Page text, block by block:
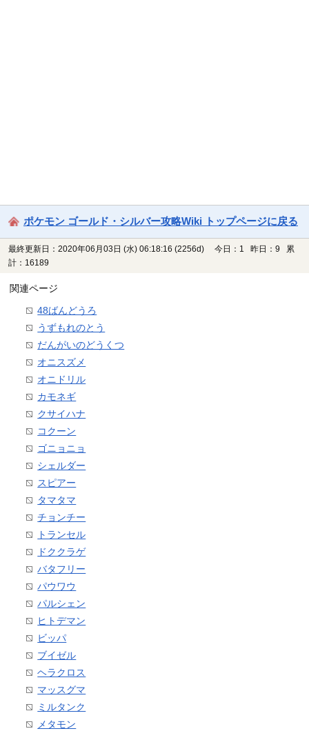
ポケモン ゴールド・シルバー攻略Wiki トップページに戻る
最終更新日：2020年06月03日 (水) 06:18:16 (2256d)
今日：1 昨日：9 累
計：16189
関連ページ
48ばんどうろ
うずもれのとう
だんがいのどうくつ
オニスズメ
オニドリル
カモネギ
クサイハナ
コクーン
ゴニョニョ
シェルダー
スピアー
タマタマ
チョンチー
トランセル
ドククラゲ
バタフリー
パウワウ
パルシェン
ヒトデマン
ビッパ
ブイゼル
ヘラクロス
マッスグマ
ミルタンク
メタモン